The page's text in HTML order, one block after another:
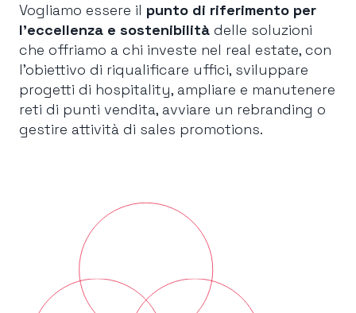
Vogliamo essere il punto di riferimento per
l’eccellenza e sostenibilità delle soluzioni
che offriamo a chi investe nel real estate, con
l’obiettivo di riqualificare uffici, sviluppare
progetti di hospitality, ampliare e manutenere
reti di punti vendita, avviare un rebranding o
gestire attività di sales promotions.